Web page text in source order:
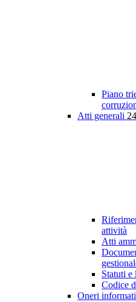
Piano
Atti generali 24
attività
Atti
Statuti e
Codice
Oneri